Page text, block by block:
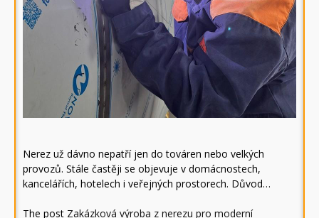
Nerez už dávno nepatří jen do továren nebo velkých
provozů. Stále častěji se objevuje v domácnostech,
kancelářích, hotelech i veřejných prostorech. Důvod…
The post Zakázková výroba z nerezu pro moderní